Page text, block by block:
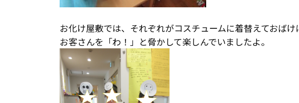
お化け屋敷では、それぞれがコスチュームに着替えておばけ
お客さんを「わ！」と脅かして楽しんでいましたよ。